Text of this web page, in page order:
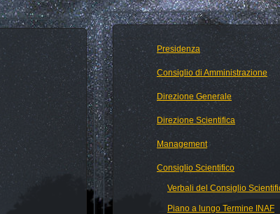
Presidenza
Consiglio di Amministrazione
Direzione Generale
Direzione Scientifica
Management
Consiglio Scientifico
Verbali del Consiglio
Piano a lungo Termine INAF